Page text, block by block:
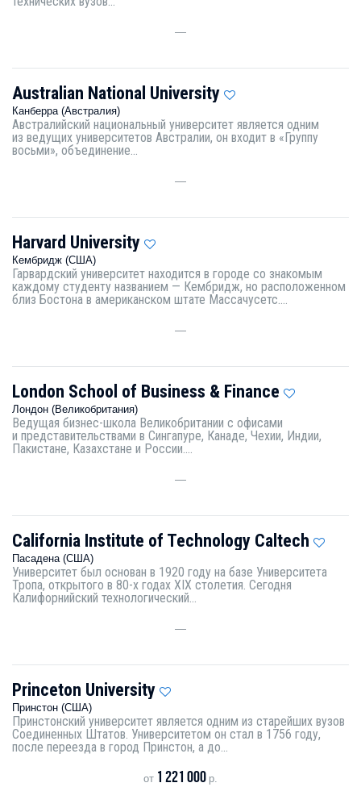
—
Australian National University
Канберра (Австралия)
Австралийский национальный университет является одним
из ведущих университетов Австралии, он входит в «Группу
восьми», объединение...
—
Harvard University
Кембридж (США)
Гарвардский университет находится в городе со знакомым
каждому студенту названием — Кембридж, но расположенном
близ Бостона в американском штате Массачусетс....
—
London School of Business & Finance
Лондон (Великобритания)
Ведущая бизнес-школа Великобритании с офисами
и представительствами в Сингапуре, Канаде, Чехии, Индии,
Пакистане, Казахстане и России....
—
California Institute of Technology Caltech
Пасадена (США)
Университет был основан в 1920 году на базе Университета
Тропа, открытого в 80-х годах XIX столетия. Сегодня
Калифорнийский технологический...
—
Princeton University
Принстон (США)
Принстонский университет является одним из старейших вузов
Соединенных Штатов. Университетом он стал в 1756 году,
после переезда в город Принстон, а до...
от 1 221 000 р.